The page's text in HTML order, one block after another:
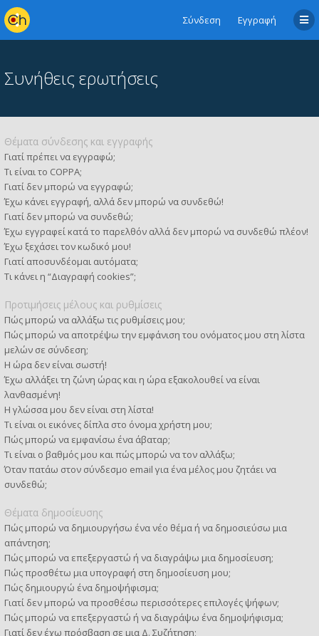
Σύνδεση Εγγραφή
Συνήθεις ερωτήσεις
Θέματα σύνδεσης και εγγραφής
Γιατί πρέπει να εγγραφώ;
Τι είναι το COPPA;
Γιατί δεν μπορώ να εγγραφώ;
Έχω κάνει εγγραφή, αλλά δεν μπορώ να συνδεθώ!
Γιατί δεν μπορώ να συνδεθώ;
Έχω εγγραφεί κατά το παρελθόν αλλά δεν μπορώ να συνδεθώ πλέον!
Έχω ξεχάσει τον κωδικό μου!
Γιατί αποσυνδέομαι αυτόματα;
Τι κάνει η “Διαγραφή cookies”;
Προτιμήσεις μέλους και ρυθμίσεις
Πώς μπορώ να αλλάξω τις ρυθμίσεις μου;
Πώς μπορώ να αποτρέψω την εμφάνιση του ονόματος μου στη λίστα
μελών σε σύνδεση;
Η ώρα δεν είναι σωστή!
Έχω αλλάξει τη ζώνη ώρας και η ώρα εξακολουθεί να είναι
λανθασμένη!
Η γλώσσα μου δεν είναι στη λίστα!
Τι είναι οι εικόνες δίπλα στο όνομα χρήστη μου;
Πώς μπορώ να εμφανίσω ένα άβαταρ;
Τι είναι ο βαθμός μου και πώς μπορώ να τον αλλάξω;
Όταν πατάω στον σύνδεσμο email για ένα μέλος μου ζητάει να
συνδεθώ;
Θέματα δημοσίευσης
Πώς μπορώ να δημιουργήσω ένα νέο θέμα ή να δημοσιεύσω μια
απάντηση;
Πώς μπορώ να επεξεργαστώ ή να διαγράψω μια δημοσίευση;
Πώς προσθέτω μια υπογραφή στη δημοσίευση μου;
Πώς δημιουργώ ένα δημοψήφισμα;
Γιατί δεν μπορώ να προσθέσω περισσότερες επιλογές ψήφων;
Πώς μπορώ να επεξεργαστώ ή να διαγράψω ένα δημοψήφισμα;
Γιατί δεν έχω πρόσβαση σε μια Δ. Συζήτηση;